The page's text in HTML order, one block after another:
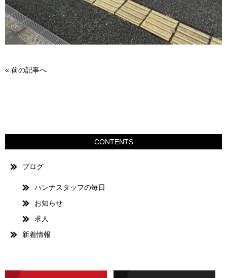
« 前の記事へ
CONTENTS
ブログ
ハンナスタッフの毎日
お知らせ
求人
新着情報